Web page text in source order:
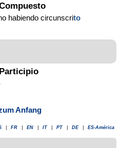
habiendo circunscrito
Participio
Anfang
FR EN IT PT DE ES-América